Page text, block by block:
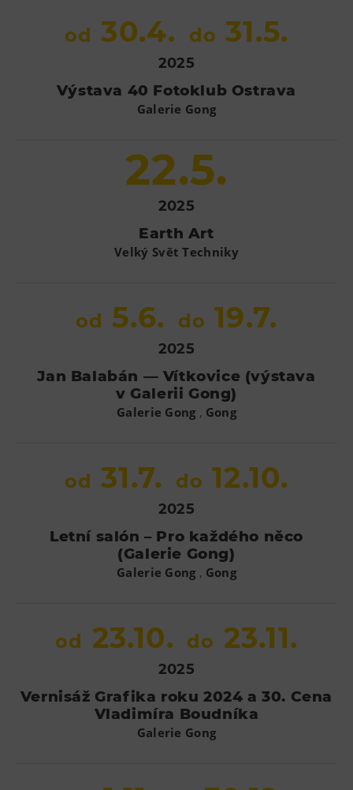
od 30.4. do 31.5.
2025
Výstava 40 Fotoklub Ostrava
Galerie Gong
22.5.
2025
Earth Art
Velký Svět Techniky
od 5.6. do 19.7.
2025
Jan Balabán — Vítkovice (výstava
v Galerii Gong)
Galerie Gong , Gong
od 31.7. do 12.10.
2025
Letní salón – Pro každého něco
(Galerie Gong)
Galerie Gong , Gong
od 23.10. do 23.11.
2025
Vernisáž Grafika roku 2024 a 30. Cena
Vladimíra Boudníka
Galerie Gong